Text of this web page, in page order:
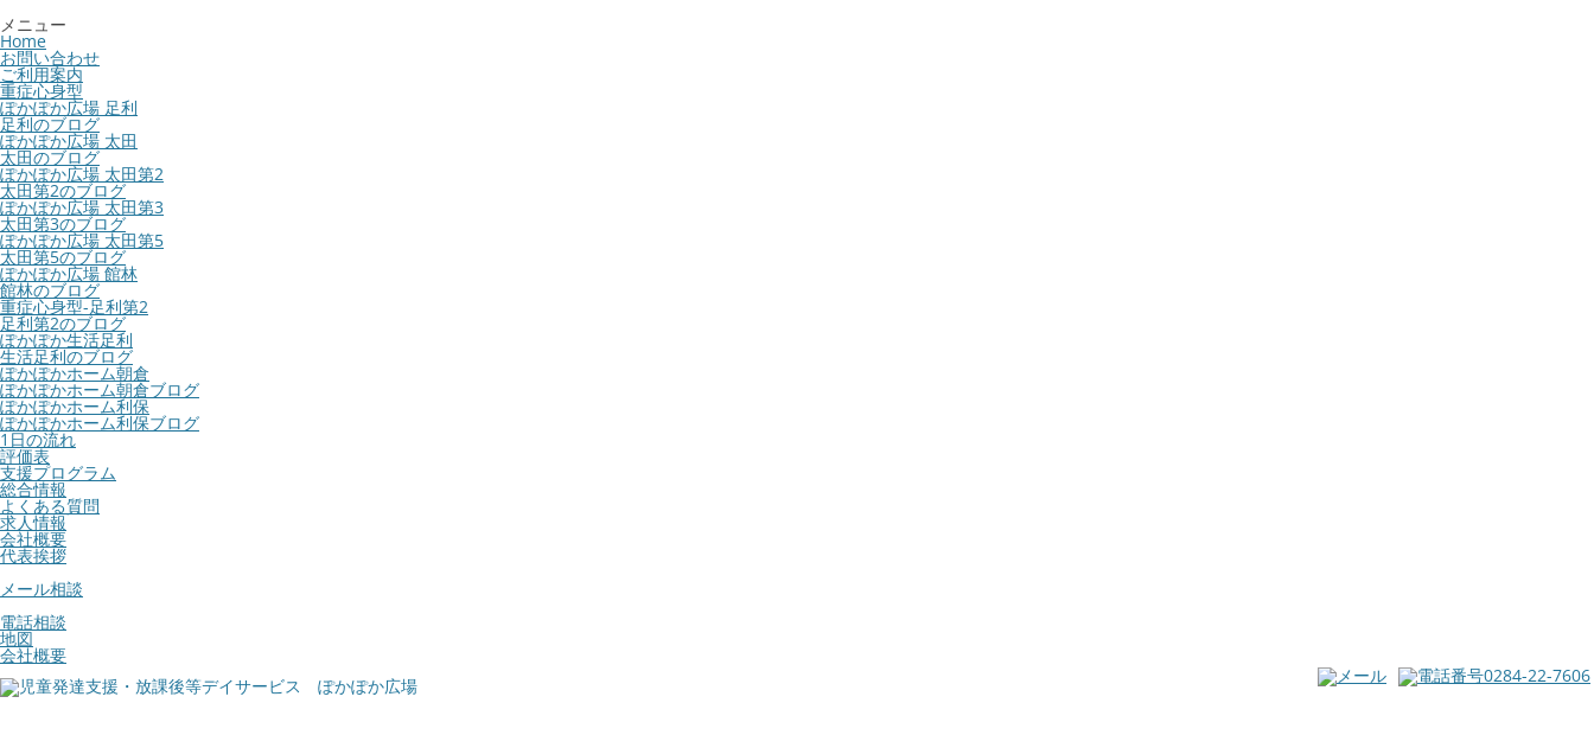
メニュー
Home
お問い合わせ
ご利用案内
重症心身型
ぽかぽか広場 足利
足利のブログ
ぽかぽか広場 太田
太田のブログ
ぽかぽか広場 太田第2
太田第2のブログ
ぽかぽか広場 太田第3
太田第3のブログ
ぽかぽか広場 太田第5
太田第5のブログ
ぽかぽか広場 館林
館林のブログ
重症心身型-足利第2
足利第2のブログ
ぽかぽか生活足利
生活足利のブログ
ぽかぽかホーム朝倉
ぽかぽかホーム朝倉ブログ
ぽかぽかホーム利保
ぽかぽかホーム利保ブログ
1日の流れ
評価表
支援プログラム
総合情報
よくある質問
求人情報
会社概要
代表挨拶
メール相談
電話相談
地図
会社概要